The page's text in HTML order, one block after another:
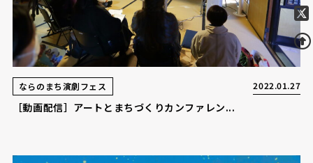
ならのまち演劇フェス 2022.01.27
［動画配信］アートとまちづくりカンファレン...